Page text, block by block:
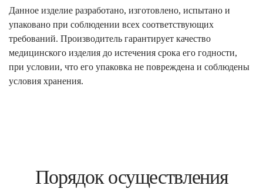
Данное изделие разработано, изготовлено, испытано и
упаковано при соблюдении всех соответствующих
требований. Производитель гарантирует качество
медицинского изделия до истечения срока его годности,
при условии, что его упаковка не повреждена и соблюдены
условия хранения.
Порядок осуществления